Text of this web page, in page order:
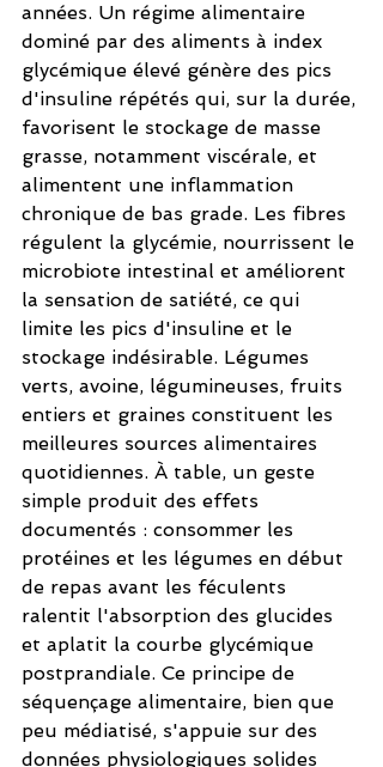
années. Un régime alimentaire
dominé par des aliments à index
glycémique élevé génère des pics
d'insuline répétés qui, sur la durée,
favorisent le stockage de masse
grasse, notamment viscérale, et
alimentent une inflammation
chronique de bas grade. Les fibres
régulent la glycémie, nourrissent le
microbiote intestinal et améliorent
la sensation de satiété, ce qui
limite les pics d'insuline et le
stockage indésirable. Légumes
verts, avoine, légumineuses, fruits
entiers et graines constituent les
meilleures sources alimentaires
quotidiennes. À table, un geste
simple produit des effets
documentés : consommer les
protéines et les légumes en début
de repas avant les féculents
ralentit l'absorption des glucides
et aplatit la courbe glycémique
postprandiale. Ce principe de
séquençage alimentaire, bien que
peu médiatisé, s'appuie sur des
données physiologiques solides